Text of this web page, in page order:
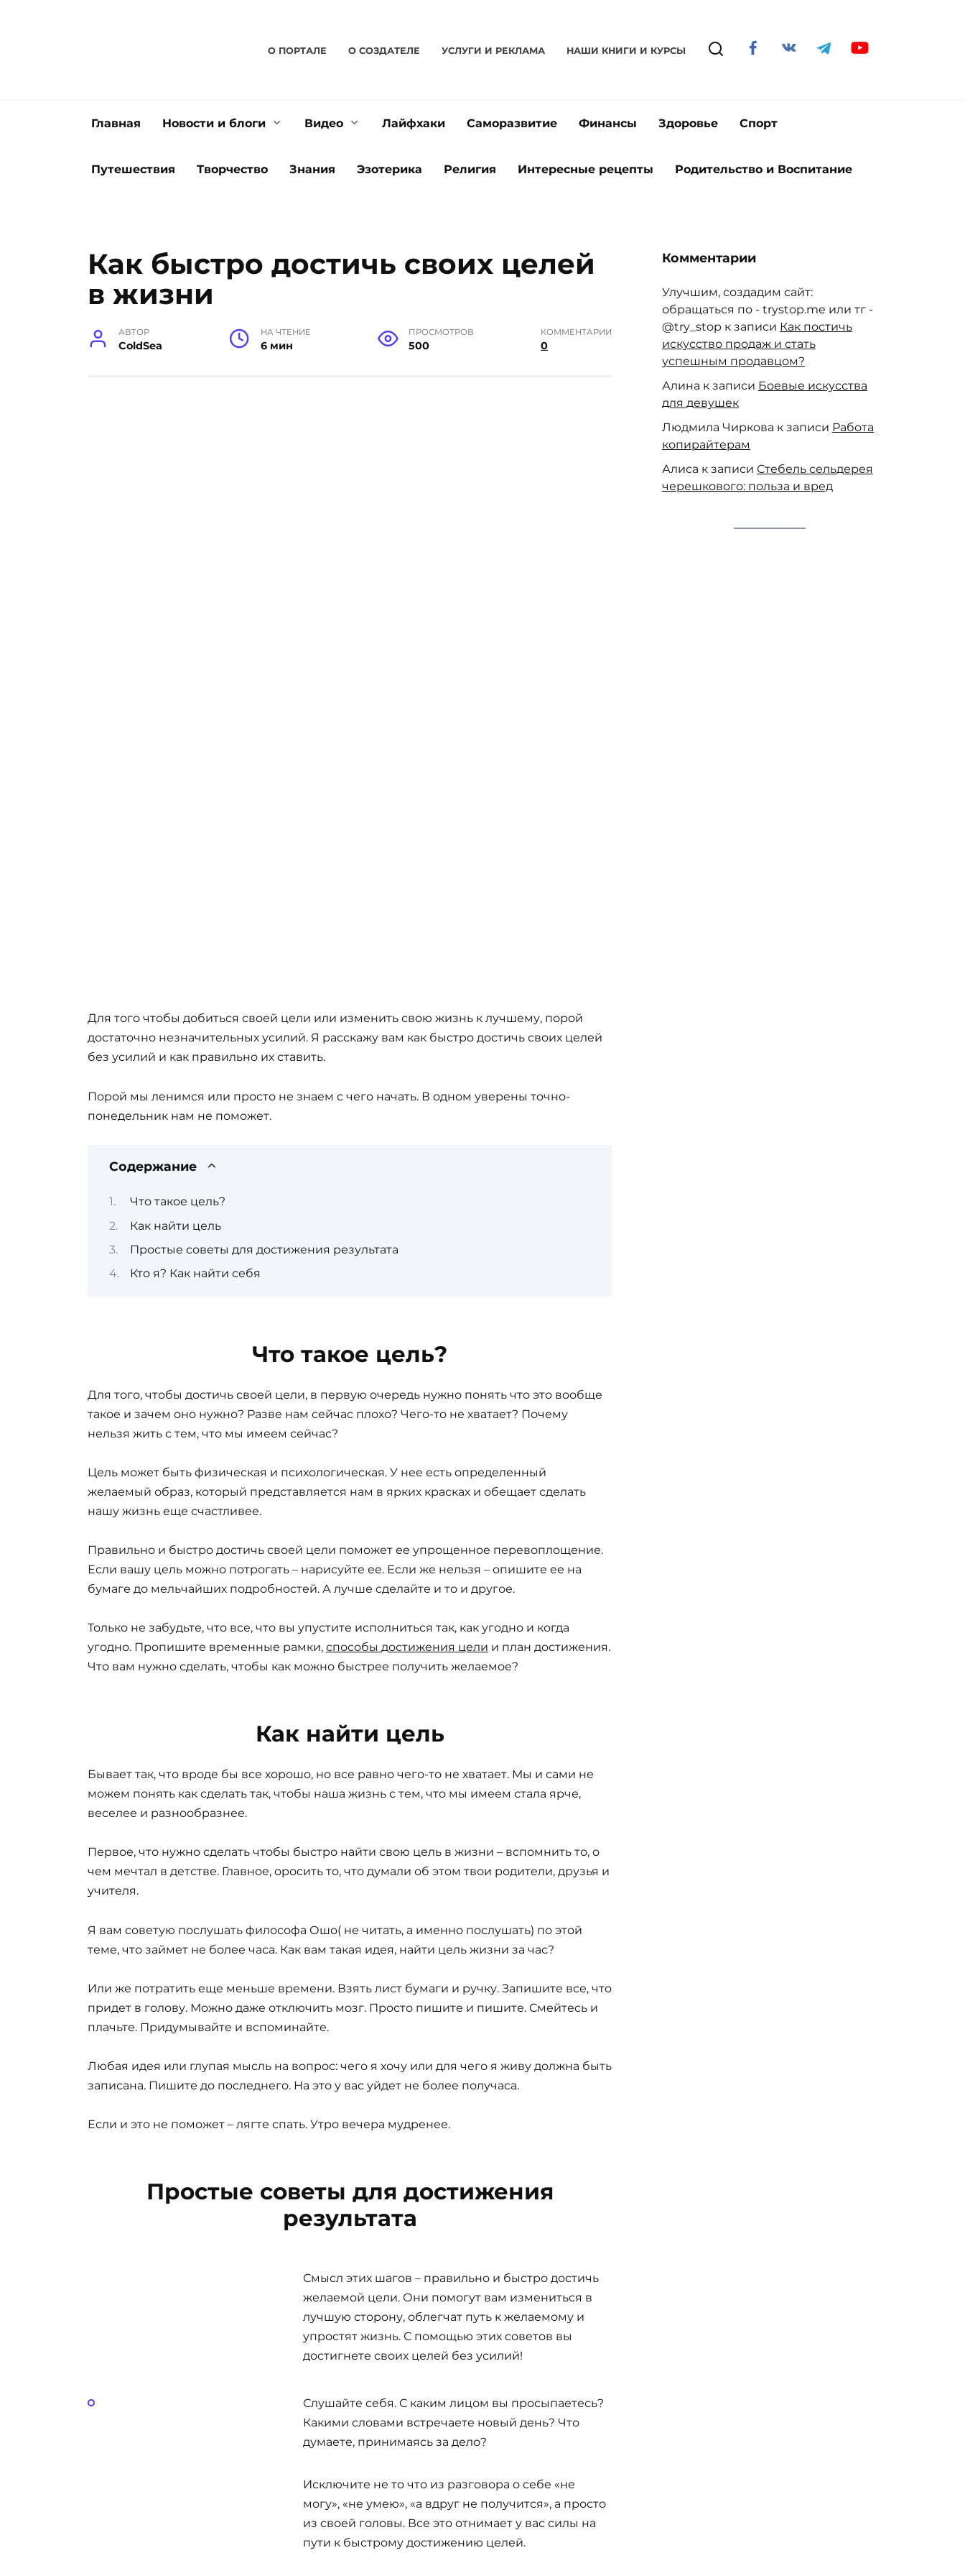
О ПОРТАЛЕ О CОЗДАТЕЛЕ УСЛУГИ И РЕКЛАМА НАШИ КНИГИ И КУРСЫ
Главная Новости и блоги Видео Лайфхаки Саморазвитие Финансы Здоровье Спорт
Путешествия Творчество Знания Эзотерика Религия Интересные рецепты Родительство и Воспитание
Как быстро достичь своих целей
в жизни
АВТОР
ColdSea
НА ЧТЕНИЕ
6 мин
ПРОСМОТРОВ
500
КОММЕНТАРИИ
0
Для того чтобы добиться своей цели или изменить свою жизнь к лучшему, порой
достаточно незначительных усилий. Я расскажу вам как быстро достичь своих целей
без усилий и как правильно их ставить.
Порой мы ленимся или просто не знаем с чего начать. В одном уверены точно-
понедельник нам не поможет.
Содержание
Что такое цель?
Как найти цель
Простые советы для достижения результата
Кто я? Как найти себя
Что такое цель?
Для того, чтобы достичь своей цели, в первую очередь нужно понять что это вообще
такое и зачем оно нужно? Разве нам сейчас плохо? Чего-то не хватает? Почему
нельзя жить с тем, что мы имеем сейчас?
Цель может быть физическая и психологическая. У нее есть определенный
желаемый образ, который представляется нам в ярких красках и обещает сделать
нашу жизнь еще счастливее.
Правильно и быстро достичь своей цели поможет ее упрощенное перевоплощение.
Если вашу цель можно потрогать – нарисуйте ее. Если же нельзя – опишите ее на
бумаге до мельчайших подробностей. А лучше сделайте и то и другое.
Только не забудьте, что все, что вы упустите исполниться так, как угодно и когда
угодно. Пропишите временные рамки, способы достижения цели и план достижения.
Что вам нужно сделать, чтобы как можно быстрее получить желаемое?
Как найти цель
Бывает так, что вроде бы все хорошо, но все равно чего-то не хватает. Мы и сами не
можем понять как сделать так, чтобы наша жизнь с тем, что мы имеем стала ярче,
веселее и разнообразнее.
Первое, что нужно сделать чтобы быстро найти свою цель в жизни – вспомнить то, о
чем мечтал в детстве. Главное, оросить то, что думали об этом твои родители, друзья и
учителя.
Я вам советую послушать философа Ошо( не читать, а именно послушать) по этой
теме, что займет не более часа. Как вам такая идея, найти цель жизни за час?
Или же потратить еще меньше времени. Взять лист бумаги и ручку. Запишите все, что
придет в голову. Можно даже отключить мозг. Просто пишите и пишите. Смейтесь и
плачьте. Придумывайте и вспоминайте.
Любая идея или глупая мысль на вопрос: чего я хочу или для чего я живу должна быть
записана. Пишите до последнего. На это у вас уйдет не более получаса.
Если и это не поможет – лягте спать. Утро вечера мудренее.
Простые советы для достижения
результата
Смысл этих шагов – правильно и быстро достичь
желаемой цели. Они помогут вам измениться в
лучшую сторону, облегчат путь к желаемому и
упростят жизнь. С помощью этих советов вы
достигнете своих целей без усилий!
Слушайте себя. С каким лицом вы просыпаетесь?
Какими словами встречаете новый день? Что
думаете, принимаясь за дело?
Исключите не то что из разговора о себе «не
могу», «не умею», «а вдруг не получится», а просто
из своей головы. Все это отнимает у вас силы на
пути к быстрому достижению целей.
Комментарии
Улучшим, создадим сайт:
обращаться по - trystop.me или тг -
@try_stop к записи Как постичь
искусство продаж и стать
успешным продавцом?
Алина к записи Боевые искусства
для девушек
Людмила Чиркова к записи Работа
копирайтерам
Алиса к записи Стебель сельдерея
черешкового: польза и вред